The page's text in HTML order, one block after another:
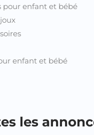
pour enfant et bébé
enfant et bébé
les